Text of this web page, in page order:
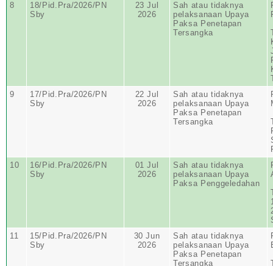
8
18/Pid.Pra/2026/PN
Sby
23 Jul
2026
Sah atau tidaknya
pelaksanaan Upaya
Paksa Penetapan
Tersangka
9
17/Pid.Pra/2026/PN
Sby
22 Jul
2026
Sah atau tidaknya
pelaksanaan Upaya
Paksa Penetapan
Tersangka
10
16/Pid.Pra/2026/PN
Sby
01 Jul
2026
Sah atau tidaknya
pelaksanaan Upaya
Paksa Penggeledahan
11
15/Pid.Pra/2026/PN
Sby
30 Jun
2026
Sah atau tidaknya
pelaksanaan Upaya
Paksa Penetapan
Tersangka